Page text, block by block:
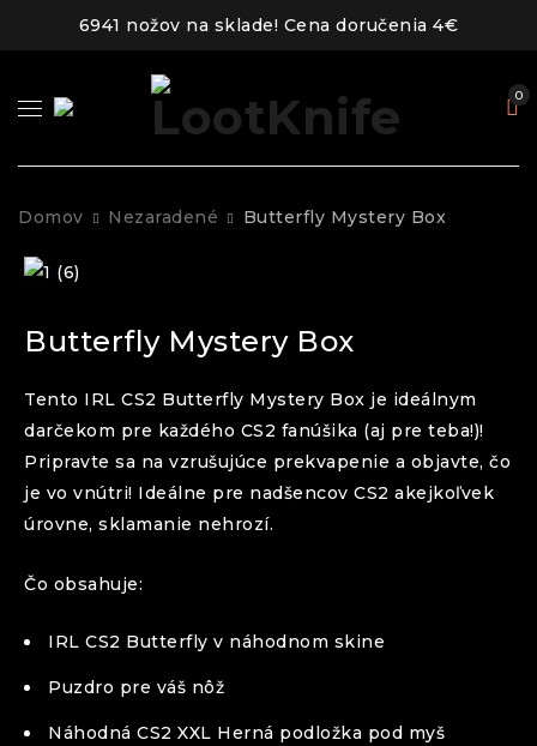
6941 nožov na sklade! Cena doručenia 4€
0
Domov Nezaradené Butterfly Mystery Box
Butterfly Mystery Box
Tento IRL CS2 Butterfly Mystery Box je ideálnym
darčekom pre každého CS2 fanúšika (aj pre teba!)!
Pripravte sa na vzrušujúce prekvapenie a objavte, čo
je vo vnútri! Ideálne pre nadšencov CS2 akejkoľvek
úrovne, sklamanie nehrozí.
Čo obsahuje:
IRL CS2 Butterfly v náhodnom skine
Puzdro pre váš nôž
Náhodná CS2 XXL Herná podložka pod myš